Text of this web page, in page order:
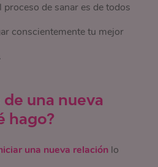
de sanar es de todos
conscientemente tu mejor
una nueva
hago?
una nueva relación lo